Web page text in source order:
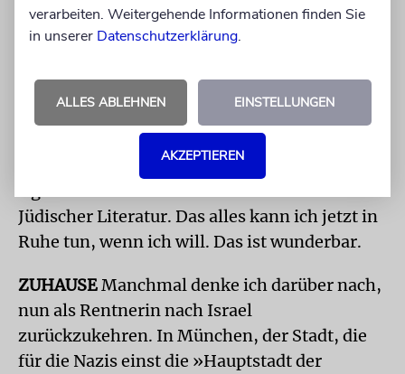
jedem Gedicht wird ein Bild gehängt werden.
zueinander herzustellen, was in manchen
ich möchte einen Band mit neueren Gedichten
herausbringen. Vielleicht schreibe ich auch
Jüdischer Literatur. Das alles kann ich jetzt in
Ruhe tun, wenn ich will. Das ist wunderbar.
ZUHAUSE Manchmal denke ich darüber nach,
nun als Rentnerin nach Israel
zurückzukehren. In München, der Stadt, die
für die Nazis einst die »Hauptstadt der
verarbeiten. Weitergehende Informationen finden Sie
in unserer Datenschutzerklärung.
ALLES ABLEHNEN EINSTELLUNGEN
AKZEPTIEREN